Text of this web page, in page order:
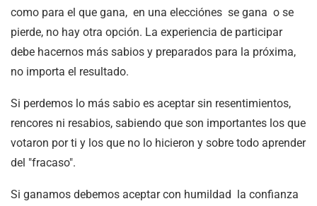
como para el que gana, en una elecciónes se gana o se
pierde, no hay otra opción. La experiencia de participar
debe hacernos más sabios y preparados para la próxima,
no importa el resultado.
Si perdemos lo más sabio es aceptar sin resentimientos,
rencores ni resabios, sabiendo que son importantes los que
votaron por ti y los que no lo hicieron y sobre todo aprender
del "fracaso".
Si ganamos debemos aceptar con humildad la confianza